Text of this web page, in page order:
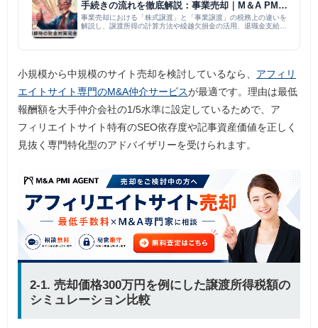
手続きの流れを徹底解説：事業売却｜M＆A PMI
コラム
事業売却における「株式譲渡」と「事業譲渡」の税務上の違いを
解説し、譲渡所得の計算方法や繰越欠損金の活用、退職金支給な
とめたガ...
小規模から中規模のサイト売却を検討しているなら、 アフィリ
エイトサイト専門のM&A仲介サービスが最適です。理由は最低
報酬額を大手仲介会社の1/5水準に設定しているためで、ア
フィリエイトサイト特有のSEO依存度や記事資産価値を正しく
見抜く専門特化型のアドバイザリーを受けられます。
2-1. 売却価格300万円を例にした譲渡所得税額の
シミュレーション比較